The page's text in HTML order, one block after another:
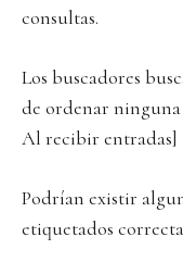
consultas.
Los buscadores
de ordenar ninguna
Al recibir entradas]
Podrían existir
etiquetados